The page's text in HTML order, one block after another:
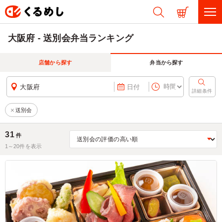
大阪府 - 送別会弁当ランキング
店舗から探す 弁当から探す
大阪府 日付
詳細条件
送別会
31 件
1～20件を表示